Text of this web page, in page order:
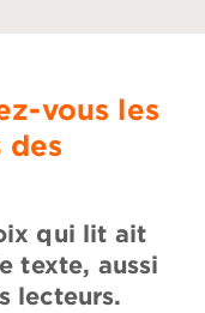
vous les
des
qui lit ait
texte, aussi
lecteurs.